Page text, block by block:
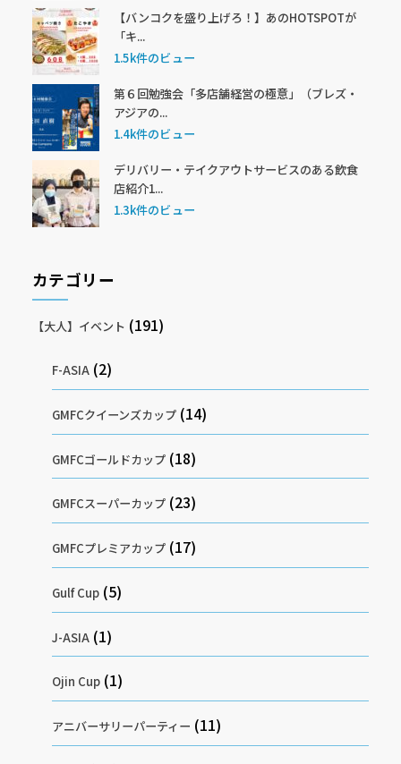
【バンコクを盛り上げろ！】あのHOTSPOTが
「キ...
1.5k件のビュー
第６回勉強会「多店舗経営の極意」（ブレズ・
アジアの...
1.4k件のビュー
デリバリー・テイクアウトサービスのある飲食
店紹介1...
1.3k件のビュー
カテゴリー
【大人】イベント (191)
F-ASIA (2)
GMFCクイーンズカップ (14)
GMFCゴールドカップ (18)
GMFCスーパーカップ (23)
GMFCプレミアカップ (17)
Gulf Cup (5)
J-ASIA (1)
Ojin Cup (1)
アニバーサリーパーティー (11)